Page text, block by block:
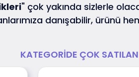
" çok yakında sizlerle
danışabilir, ürünü
KATEGORIDE ÇOK SATILAN